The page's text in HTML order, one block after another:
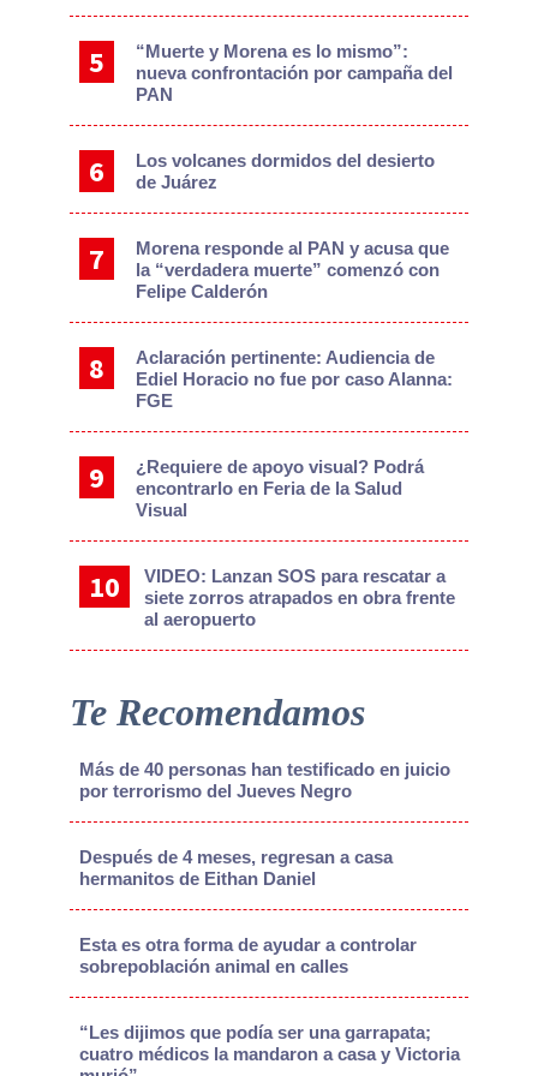
“Muerte y Morena es lo mismo”:
nueva confrontación por campaña del
PAN
Los volcanes dormidos del desierto
de Juárez
Morena responde al PAN y acusa que
la “verdadera muerte” comenzó con
Felipe Calderón
Aclaración pertinente: Audiencia de
Ediel Horacio no fue por caso Alanna:
FGE
¿Requiere de apoyo visual? Podrá
encontrarlo en Feria de la Salud
Visual
VIDEO: Lanzan SOS para rescatar a
siete zorros atrapados en obra frente
al aeropuerto
Te Recomendamos
Más de 40 personas han testificado en juicio
por terrorismo del Jueves Negro
Después de 4 meses, regresan a casa
hermanitos de Eithan Daniel
Esta es otra forma de ayudar a controlar
sobrepoblación animal en calles
“Les dijimos que podía ser una garrapata;
cuatro médicos la mandaron a casa y Victoria